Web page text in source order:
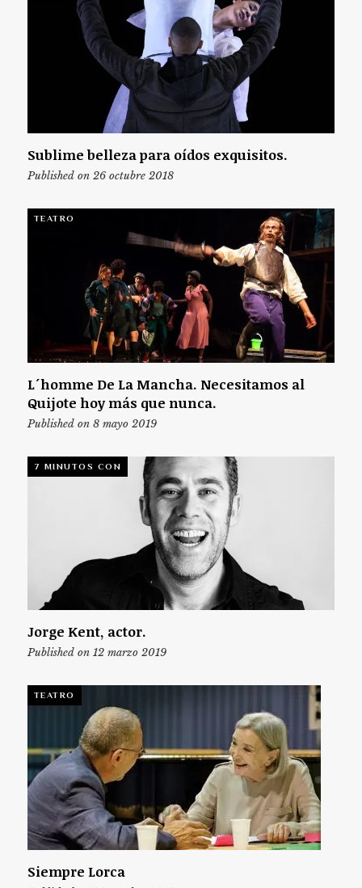
Sublime belleza para oídos exquisitos.
Published on 26 octubre 2018
TEATRO
L´homme De La Mancha. Necesitamos al
Quijote hoy más que nunca.
Published on 8 mayo 2019
7 MINUTOS CON
Jorge Kent, actor.
Published on 12 marzo 2019
TEATRO
Siempre Lorca